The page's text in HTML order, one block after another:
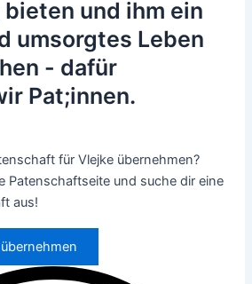
und ihm ein
umsorgtes Leben
- dafür
Pat;innen.
für Vlejke übernehmen?
Patenschaftseite und suche dir eine
aus!